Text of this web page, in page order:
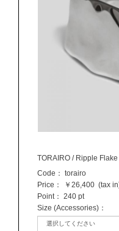
TORAIRO / Ripple
Code： torairo
Price：
￥26,400 (tax
Point： 240 pt
Size (Accessories) ：